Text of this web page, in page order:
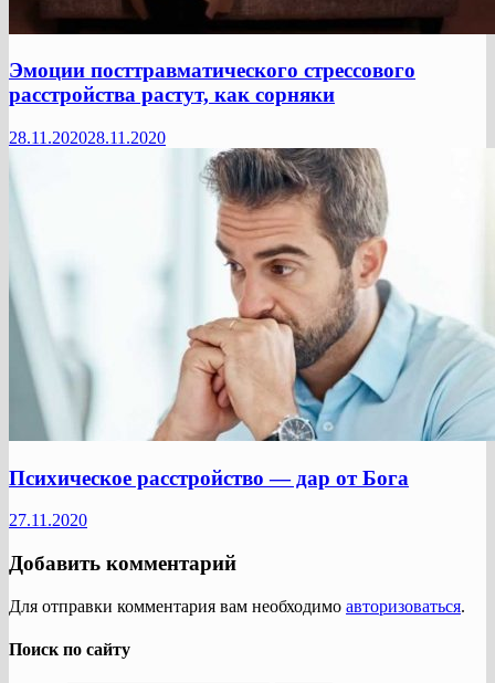
Эмоции посттравматического стрессового
расстройства растут, как сорняки
28.11.202028.11.2020
Психическое расстройство — дар от Бога
27.11.2020
Добавить комментарий
Для отправки комментария вам необходимо авторизоваться.
Поиск по сайту